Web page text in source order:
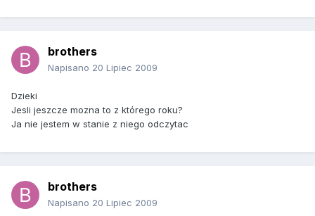
brothers
Napisano 20 Lipiec 2009
Dzieki
Jesli jeszcze mozna to z którego roku?
Ja nie jestem w stanie z niego odczytac
brothers
Napisano 20 Lipiec 2009